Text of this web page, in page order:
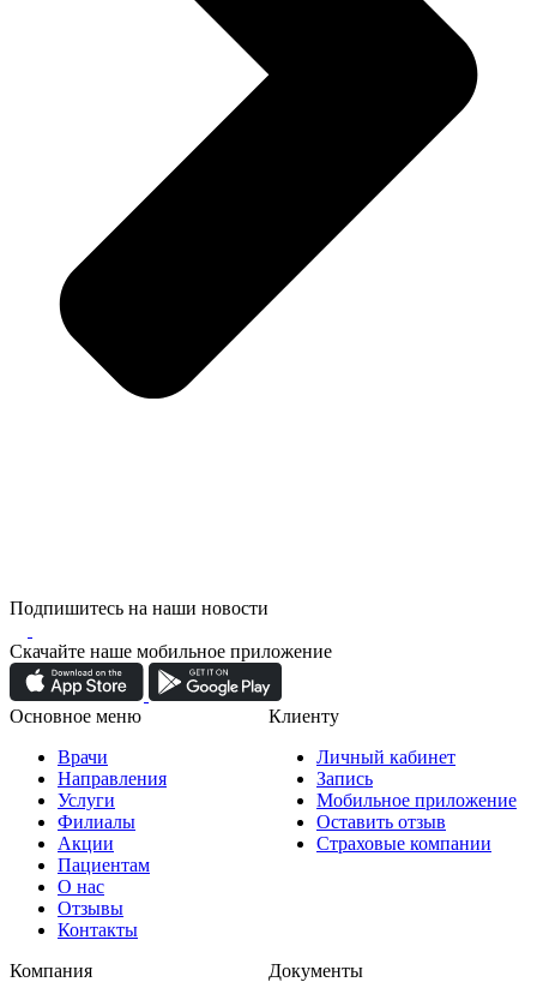
Подпишитесь на наши новости
Скачайте наше мобильное приложение
Основное меню
Врачи
Направления
Услуги
Филиалы
Акции
Пациентам
О нас
Отзывы
Контакты
Клиенту
Личный кабинет
Запись
Мобильное приложение
Оставить отзыв
Страховые компании
Компания
Документы